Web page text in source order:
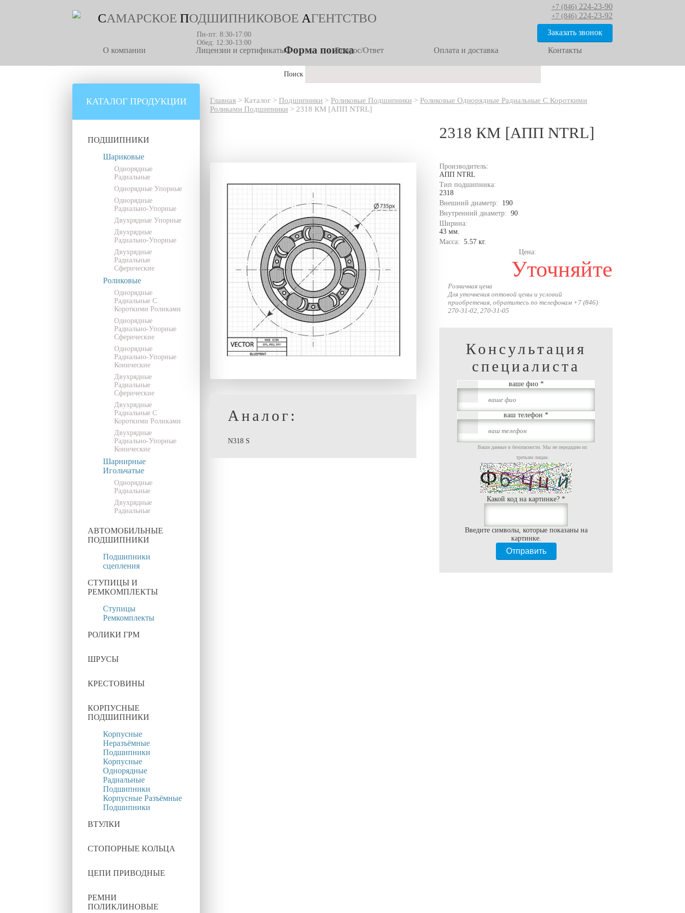
САМАРСКОЕ ПОДШИПНИКОВОЕ АГЕНТСТВО
Пн-пт: 8:30-17:00
Обед: 12:30-13:00
Форма поиска
Поиск
О компании Лицензии и сертификаты Вопрос/Ответ Оплата и доставка Контакты
+7 (846) 224-23-90
+7 (846) 224-23-92
Заказать звонок
КАТАЛОГ ПРОДУКЦИИ
ПОДШИПНИКИ
Шариковые
Однорядные
Радиальные
Однорядные Упорные
Однорядные
Радиально-Упорные
Двухрядные Упорные
Двухрядные
Радиально-Упорные
Двухрядные
Радиальные
Сферические
Роликовые
Однорядные
Радиальные С
Короткими Роликами
Однорядные
Радиально-Упорные
Сферические
Однорядные
Радиально-Упорные
Конические
Двухрядные
Радиальные
Сферические
Двухрядные
Радиальные С
Короткими Роликами
Двухрядные
Радиально-Упорные
Конические
Шарнирные
Игольчатые
Однорядные
Радиальные
Двухрядные
Радиальные
АВТОМОБИЛЬНЫЕ
ПОДШИПНИКИ
Подшипники
сцепления
СТУПИЦЫ И
РЕМКОМПЛЕКТЫ
Ступицы
Ремкомплекты
РОЛИКИ ГРМ
ШРУСЫ
КРЕСТОВИНЫ
КОРПУСНЫЕ
ПОДШИПНИКИ
Корпусные
Неразъёмные
Подшипники
Корпусные
Однорядные
Радиальные
Подшипники
Корпусные Разъёмные
Подшипники
ВТУЛКИ
СТОПОРНЫЕ КОЛЬЦА
ЦЕПИ ПРИВОДНЫЕ
РЕМНИ
ПОЛИКЛИНОВЫЕ
Главная > Каталог > Подшипники > Роликовые Подшипники > Роликовые Однорядные Радиальные С Короткими
Роликами Подшипники > 2318 КМ [АПП NTRL]
2318 КМ [АПП NTRL]
Аналог:
N318 S
Производитель:
АПП NTRL
Тип подшипника:
2318
Внешний диаметр:
190
Внутренний диаметр: 90
Ширина:
43 мм.
Масса: 5.57 кг.
Цена:
Уточняйте
Розничная цена
Для уточнения оптовой цены и условий
приобретения, обратитесь по телефонам +7 (846)
270-31-02, 270-31-05
Консультация
специалиста
ваше фио *
ваш телефон *
Ваши данные в безопасности. Мы не передадим их
третьим лицам.
Какой код на картинке? *
Введите символы, которые показаны на
картинке.